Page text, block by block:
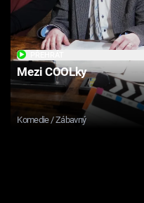
Mezi COOLky
Komedie / Zábavný